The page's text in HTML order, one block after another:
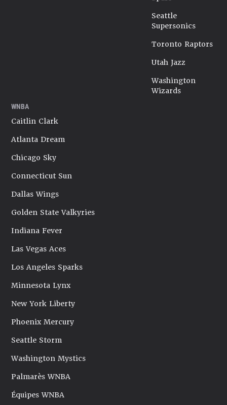
Seattle
Supersonics
Toronto Raptors
Utah Jazz
Washington
Wizards
WNBA
Caitlin Clark
Atlanta Dream
Chicago Sky
Connecticut Sun
Dallas Wings
Golden State Valkyries
Indiana Fever
Las Vegas Aces
Los Angeles Sparks
Minnesota Lynx
New York Liberty
Phoenix Mercury
Seattle Storm
Washington Mystics
Palmarès WNBA
Équipes WNBA